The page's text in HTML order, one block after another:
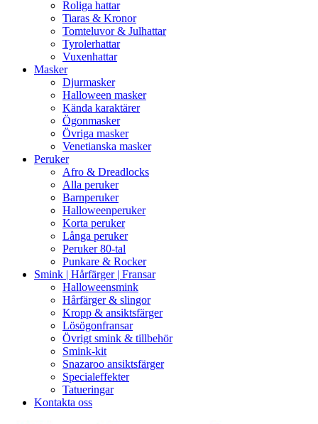
Roliga hattar
Tiaras & Kronor
Tomteluvor & Julhattar
Tyrolerhattar
Vuxenhattar
Masker
Djurmasker
Halloween masker
Kända karaktärer
Ögonmasker
Övriga masker
Venetianska masker
Peruker
Afro & Dreadlocks
Alla peruker
Barnperuker
Halloweenperuker
Korta peruker
Långa peruker
Peruker 80-tal
Punkare & Rocker
Smink | Hårfärger | Fransar
Halloweensmink
Hårfärger & slingor
Kropp & ansiktsfärger
Lösögonfransar
Övrigt smink & tillbehör
Smink-kit
Snazaroo ansiktsfärger
Specialeffekter
Tatueringar
Kontakta oss